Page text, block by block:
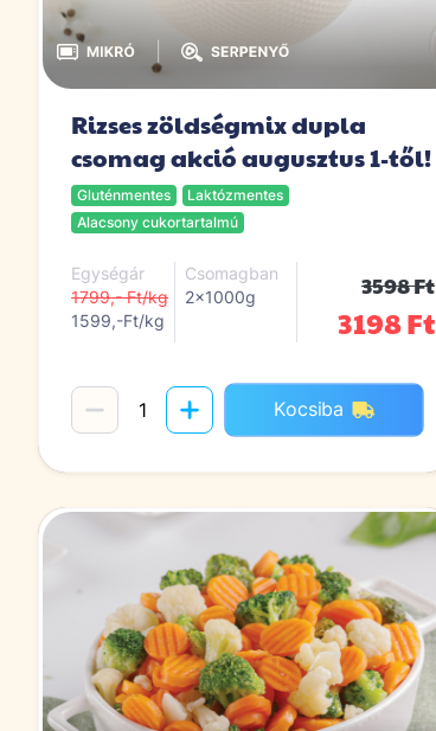
Rizses zöldségmix dupla
csomag akció augusztus 1-től!
Gluténmentes
Laktózmentes
Alacsony cukortartalmú
Egységár
1799,- Ft/kg
1599,-Ft/kg
Csomagban
2x1000g
3598 Ft
3198 Ft
Kocsiba